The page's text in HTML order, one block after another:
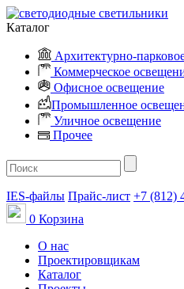
Каталог
Архитектурно-
Коммерческое
Офисное освещение
Промышленное
Уличное освещение
Прочее
IES-файлы Прайс-лист +7 (812)
0 Корзина
О нас
Проектировщикам
Каталог